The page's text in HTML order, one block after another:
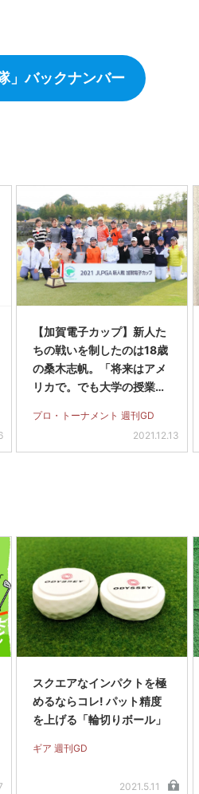
」バックナンバー
【加賀電子カップ】新人た
ちの戦いを制したのは18歳
の桑木志帆。「将来はアメ
リカで。でも大学の授業に
プロ・トーナメント 週刊GD
2021.12.13
スクエアなインパクトを極
めるならコレ! パット精度
を上げる「輪切りボール」
ギア 週刊GD
2021.5.11